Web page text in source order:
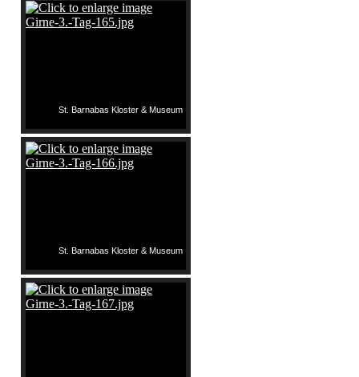
St. Barnabas Kloster & Museum
St. Barnabas Kloster & Museum